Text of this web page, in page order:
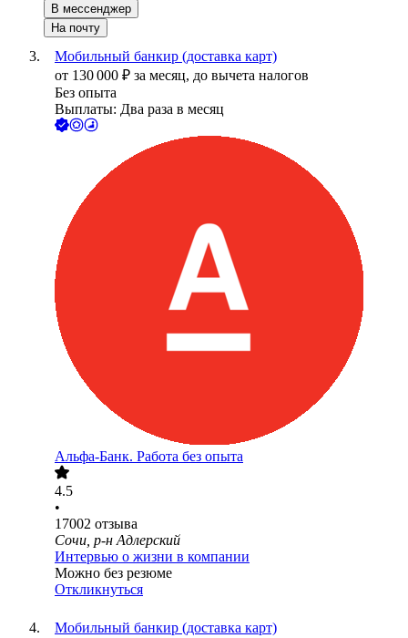
В мессенджер
На почту
Мобильный банкир (доставка карт)
от 130 000 ₽ за месяц, до вычета налогов
Без опыта
Выплаты: Два раза в месяц
Альфа-Банк. Работа без опыта
4.5
•
17002 отзыва
Сочи, р-н Адлерский
Интервью о жизни в компании
Можно без резюме
Откликнуться
Мобильный банкир (доставка карт)